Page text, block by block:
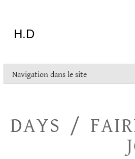
H.D
tout
essayer
Navigation dans le site
DAYS /